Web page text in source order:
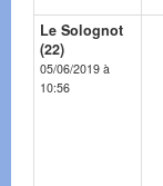
Le Solognot
(22)
05/06/2019 à
10:56